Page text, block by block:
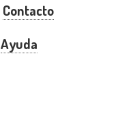
Contacto
Ayuda